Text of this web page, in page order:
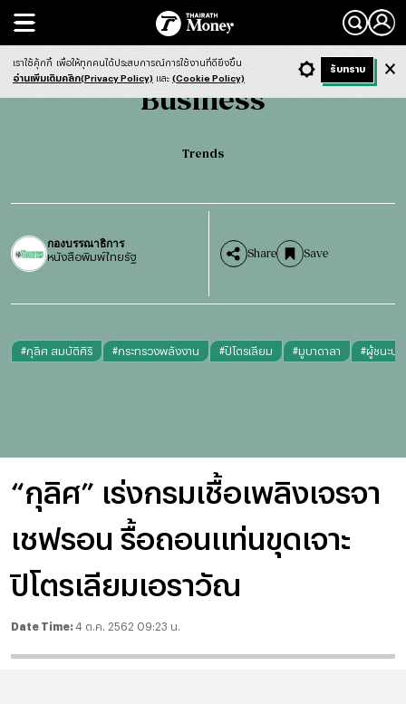
Search
Business Trends
Business
Trends
กองบรรณาธิการ
หนังสือพิมพ์ไทยรัฐ Share Save
#กุลิศ สมบัติศิริ #กระทรวงพลังงาน #ปิโตรเลียม #มูบาดาลา #ผู้ชนะปร
“กุลิศ” เร่งกรมเชื้อเพลิงเจรจา
เชฟรอน รื้อถอนแท่นขุดเจาะ
ปิโตรเลียมเอราวัณ
Date Time: 4 ต.ค. 2562 09:23 น.
- ก + ก Dark ฟังข่าว
เราใช้คุ้กกี้ เพื่อให้ทุกคนได้ประสบการณ์การใช้งานที่ดียิ่งขึ้น
อ่านเพิ่มเติมคลิก(Privacy Policy) และ (Cookie Policy)
รับทราบ